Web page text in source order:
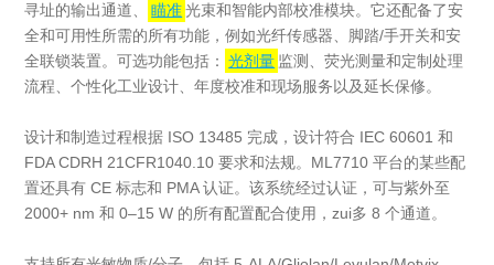
寻址的输出通道、
瞄准光束和智能内部校准模块。它还配备了安
全和可用性所需的所有功能，例如光纤传感器、脚踏/手开关和安
全联锁装置。可选功能包括： 光剂量 监测、荧光测量和定制处理
流程、个性化工业设计、年度校准和现场服务以及延长保修。
设计和制造过程根据 ISO 13485 完成，设计符合 IEC 60601 和
FDA CDRH 21CFR1040.10 要求和法规。ML7710 平台的某些配
置还具有 CE 标志和 PMA 认证。该系统经过认证，可与紫外至
2000+ nm 和 0–15 W 的所有配置配合使用，zui多 8 个通道。